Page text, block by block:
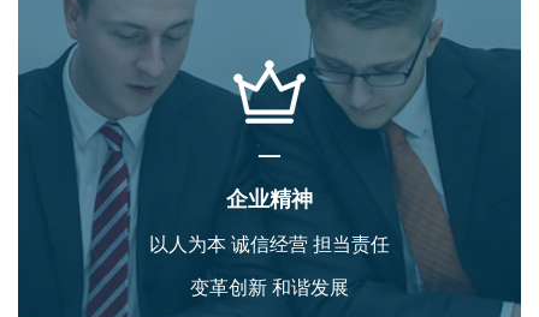
—
企业精神
以人为本 诚信经营 担当责任
变革创新 和谐发展